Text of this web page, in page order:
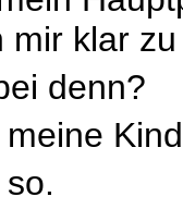
mir klar
denn?
meine